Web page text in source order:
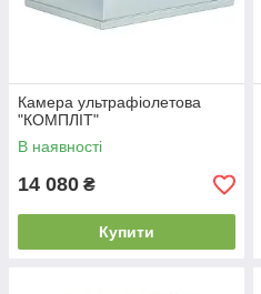
Камера ультрафіолетова
"КОМПЛІТ"
В наявності
14 080 ₴
Купити